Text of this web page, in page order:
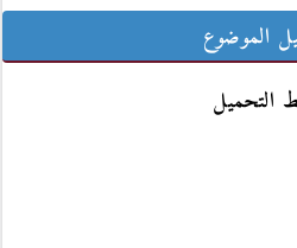
الموضوع
التحميل